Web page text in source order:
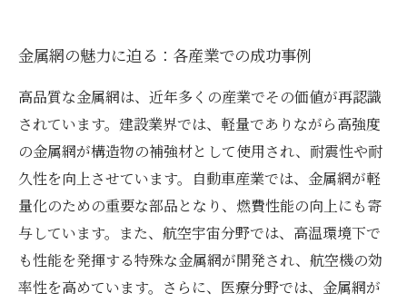
金属網の魅力に迫る：各産業での成功事例
高品質な金属網は、近年多くの産業でその価値が再認識
されています。建設業界では、軽量でありながら高強度
の金属網が構造物の補強材として使用され、耐震性や耐
久性を向上させています。自動車産業では、金属網が軽
量化のための重要な部品となり、燃費性能の向上にも寄
与しています。また、航空宇宙分野では、高温環境下で
も性能を発揮する特殊な金属網が開発され、航空機の効
率性を高めています。さらに、医療分野では、金属網が